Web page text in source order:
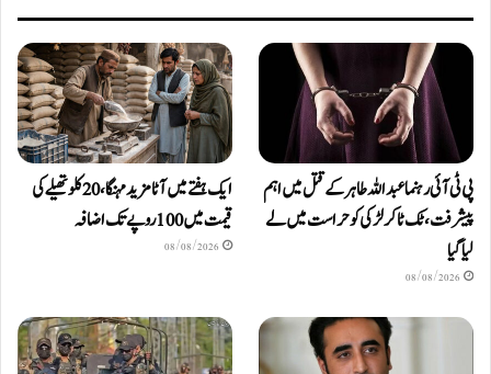
پی ٹی آئی رہنما عبداللہ طاہر کے قتل میں اہم
پیشرفت، ٹک ٹاکر لڑکی کو حراست میں لے
لیا گیا
08/08/2026
ایک ہفتے میں آٹا مزید مہنگا، 20 کلو تھیلے کی
قیمت میں 100 روپے تک اضافہ
08/08/2026